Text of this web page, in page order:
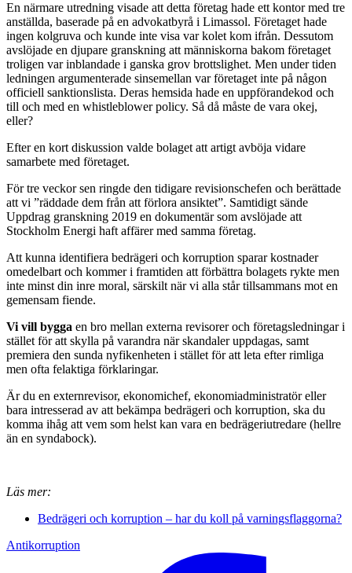
En närmare utredning visade att detta företag hade ett kontor med tre
anställda, baserade på en advokatbyrå i Limassol. Företaget hade
ingen kolgruva och kunde inte visa var kolet kom ifrån. Dessutom
avslöjade en djupare granskning att människorna bakom företaget
troligen var inblandade i ganska grov brottslighet. Men under tiden
ledningen argumenterade sinsemellan var företaget inte på någon
officiell sanktionslista. Deras hemsida hade en uppförandekod och
till och med en whistleblower policy. Så då måste de vara okej,
eller?
Efter en kort diskussion valde bolaget att artigt avböja vidare
samarbete med företaget.
För tre veckor sen ringde den tidigare revisionschefen och berättade
att vi ”räddade dem från att förlora ansiktet”. Samtidigt sände
Uppdrag granskning 2019 en dokumentär som avslöjade att
Stockholm Energi haft affärer med samma företag.
Att kunna identifiera bedrägeri och korruption sparar kostnader
omedelbart och kommer i framtiden att förbättra bolagets rykte men
inte minst din inre moral, särskilt när vi alla står tillsammans mot en
gemensam fiende.
Vi vill bygga en bro mellan externa revisorer och företagsledningar i
stället för att skylla på varandra när skandaler uppdagas, samt
premiera den sunda nyfikenheten i stället för att leta efter rimliga
men ofta felaktiga förklaringar.
Är du en externrevisor, ekonomichef, ekonomiadministratör eller
bara intresserad av att bekämpa bedrägeri och korruption, ska du
komma ihåg att vem som helst kan vara en bedrägeriutredare (hellre
än en syndabock).
Läs mer:
Bedrägeri och korruption – har du koll på varningsflaggorna?
Antikorruption